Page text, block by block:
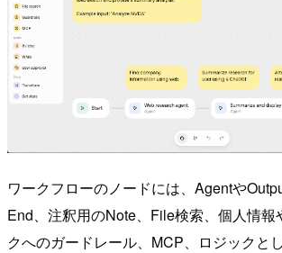
ワークフローのノードには、Agentや
End、注釈用のNote、File検索、個人情報
クへのガードレール、MCP、ロジックと